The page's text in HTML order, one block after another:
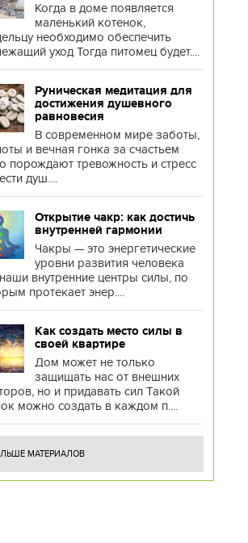
Когда в доме появляется
маленький котенок,
необходимо обеспечить
уход Тогда питомец будет....
Руническая медитация для
достижения душевного
равновесия
В современном мире заботы,
и вечная гонка за счастьем
порождают тревожность и стресс
душ....
Открытие чакр: как достичь
внутренней гармонии
Чакры — это энергетические
уровни развития человека
внутренние центры силы, по
протекает энер....
Как создать место силы в
своей квартире
Дом может не только
защищать нас от внешних
но и придавать сил Такой
можно создать в каждом п....
МАТЕРИАЛОВ